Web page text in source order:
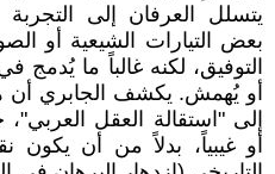
يتسلل العرفان إلى
بعض التيارات الشيعية أو
التوفيق، لكنه غالباً ما يُدمج
أو يُهمش. يكشف الجابري أن
إلى "استقالة العقل
أو غيبياً، بدلاً من أن يكون